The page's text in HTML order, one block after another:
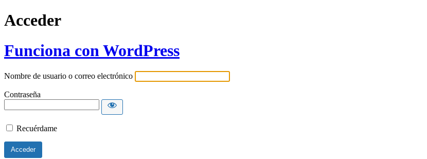
Acceder
Funciona con WordPress
Nombre de usuario o correo electrónico
Contraseña
Recuérdame